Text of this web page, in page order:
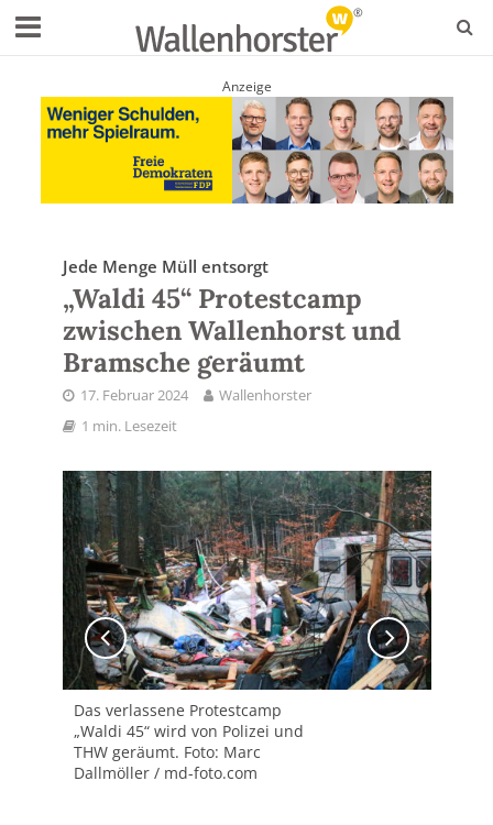
Anzeige
Jede Menge Müll entsorgt
„Waldi 45“ Protestcamp
zwischen Wallenhorst und
Bramsche geräumt
17. Februar 2024
Wallenhorster
1 min. Lesezeit
Das verlassene Protestcamp
„Waldi 45“ wird von Polizei und
THW geräumt. Foto: Marc
Dallmöller / md-foto.com